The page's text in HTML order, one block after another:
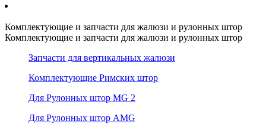
Комплектующие и запчасти для жалюзи и рулонных штор
Комплектующие и запчасти для жалюзи и рулонных штор
Запчасти для вертикальных жалюзи
Комплектующие Римских штор
Для Рулонных штор MG 2
Для Рулонных штор AMG